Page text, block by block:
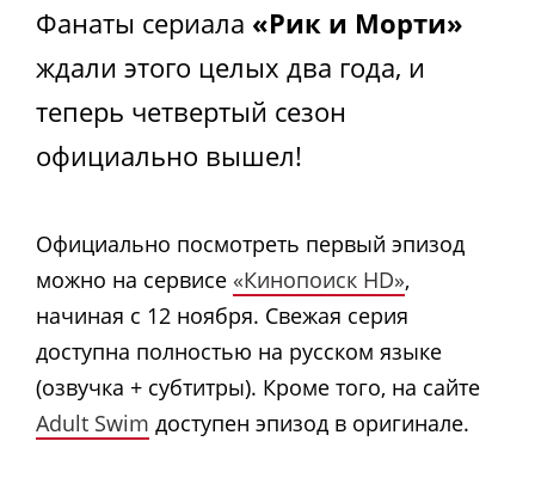
Фанаты сериала «Рик и Морти»
ждали этого целых два года, и
теперь четвертый сезон
официально вышел!
Официально посмотреть первый эпизод
можно на сервисе «Кинопоиск HD»,
начиная с 12 ноября. Свежая серия
доступна полностью на русском языке
(озвучка + субтитры). Кроме того, на сайте
Adult Swim доступен эпизод в оригинале.